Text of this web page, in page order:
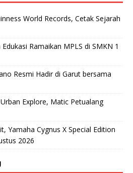
World Records, Cetak Sejarah
Ramaikan MPLS di SMKN 1
Resmi Hadir di Garut bersama
Explore, Matic Petualang
Yamaha Cygnus X Special Edition
2026